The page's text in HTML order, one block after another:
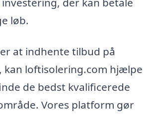
løb.
at indhente tilbud på
kan loftisolering.com hjælpe
de bedst kvalificerede
Vores platform gør